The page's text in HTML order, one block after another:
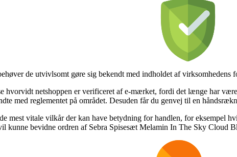
de utvivlsomt gøre sig bekendt med indholdet af
hvorvidt netshoppen er verificeret af e-mærket, fordi det længe har
med reglementet på området. Desuden får du genvej til en
mest vitale vilkår der kan have betydning for handlen, for eksempel
kunne bevidne ordren af Sebra Spisesæt Melamin In The Sky Cloud